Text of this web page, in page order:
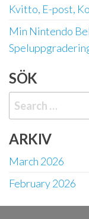
Kvitto, E-post,
Min Nintendo
SÖK
Search
for:
ARKIV
March 2026
February 2026